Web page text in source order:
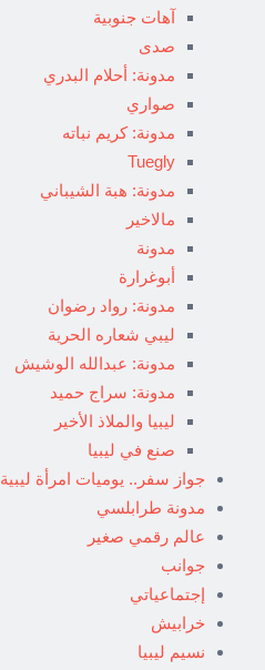
آهات جنوبية
صدى
مدونة: أحلام البدري
صواري
مدونة: كريم نباته
Tuegly
مدونة: هبة الشيباني
مالاخير
مدونة
أبوغرارة
مدونة: رواد رضوان
ليبي شعاره الحرية
مدونة: عبدالله الوشيش
مدونة: سراج حميد
ليبيا والملاذ الأخير
صنع في ليبيا
جواز سفر.. يوميات امرأة ليبية
مدونة طرابلسي
عالم رقمي صغير
جوانب
إجتماعياتي
خرابيش
نسيم ليبيا